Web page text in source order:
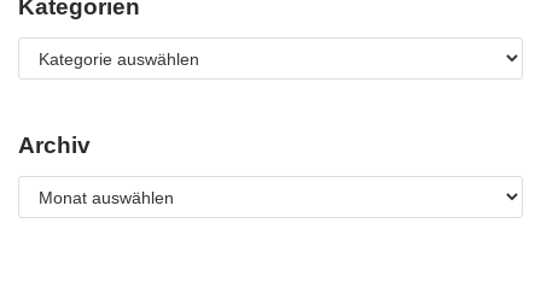
Kategorien
Archiv